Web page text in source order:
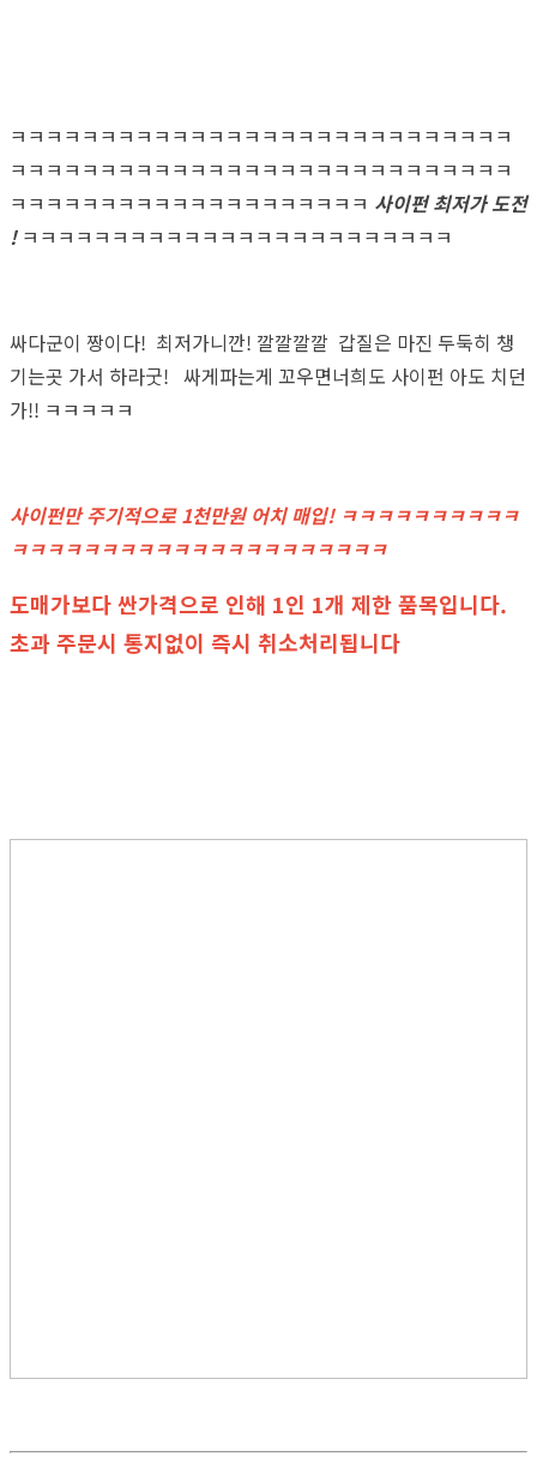
ㅋㅋㅋㅋㅋㅋㅋㅋㅋㅋㅋㅋㅋㅋㅋㅋㅋㅋㅋㅋㅋㅋㅋㅋㅋㅋㅋㅋ
ㅋㅋㅋㅋㅋㅋㅋㅋㅋㅋㅋㅋㅋㅋㅋㅋㅋㅋㅋㅋㅋㅋㅋㅋㅋㅋㅋㅋ
ㅋㅋㅋㅋㅋㅋㅋㅋㅋㅋㅋㅋㅋㅋㅋㅋㅋㅋㅋㅋ 사이펀 최저가 도전
! ㅋㅋㅋㅋㅋㅋㅋㅋㅋㅋㅋㅋㅋㅋㅋㅋㅋㅋㅋㅋㅋㅋㅋㅋ
싸다군이 짱이다! 최저가니깐! 깔깔깔깔 갑질은 마진 두둑히 챙
기는곳 가서 하라굿! 싸게파는게 꼬우면너희도 사이펀 아도 치던
가!! ㅋㅋㅋㅋㅋ
사이펀만 주기적으로 1천만원 어치 매입! ㅋㅋㅋㅋㅋㅋㅋㅋㅋㅋ
ㅋㅋㅋㅋㅋㅋㅋㅋㅋㅋㅋㅋㅋㅋㅋㅋㅋㅋㅋㅋㅋ
도매가보다 싼가격으로 인해 1인 1개 제한 품목입니다.
초과 주문시 통지없이 즉시 취소처리됩니다